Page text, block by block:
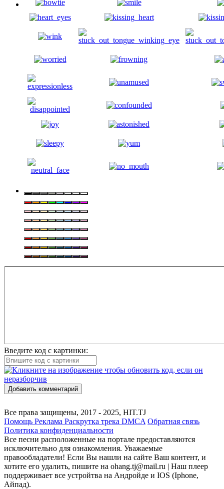
Введите код с картинки:
Добавить комментарий
Все права защищены, 2017 - 2025, HIT.TJ
Помощь Реклама Раскрутка трека DMCA Обратная связь
Политика конфиденциальности
Все песни расположенные на портале предоставляются
исключительно для ознакомления. Уважаемые
правообладатели! Если Вы нашли на сайте Ваш контент, и
хотите его удалить, пишите на ohang.tj@mail.ru | Наш плеер
поддерживает все устройтва на Андройде и IOS (Iphone,
Айпад).